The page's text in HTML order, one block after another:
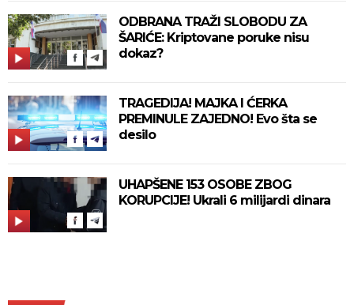
ODBRANA TRAŽI SLOBODU ZA
ŠARIĆE: Kriptovane poruke nisu
dokaz?
TRAGEDIJA! MAJKA I ĆERKA
PREMINULE ZAJEDNO! Evo šta se
desilo
UHAPŠENE 153 OSOBE ZBOG
KORUPCIJE! Ukrali 6 milijardi dinara